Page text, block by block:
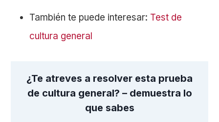
También te puede interesar: Test de
cultura general
¿Te atreves a resolver esta prueba
de cultura general? – demuestra lo
que sabes